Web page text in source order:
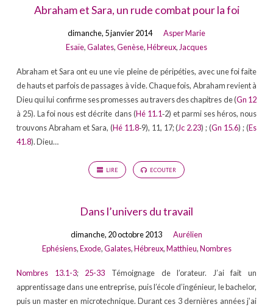
Abraham et Sara, un rude combat pour la foi
dimanche, 5 janvier 2014
Asper Marie
Esaïe,Galates,Genèse,Hébreux, Jacques
Abraham et Sara ont eu une vie pleine de péripéties, avec une foi faite
de hauts et parfois de passages à vide. Chaque fois, Abraham revient à
Dieu qui lui confirme ses promesses au travers des chapitres de (Gn 12
à 25). La foi nous est décrite dans (Hé 11.1‐2) et parmi ses héros, nous
trouvons Abraham et Sara, (Hé 11.8‐9), 11, 17; (Jc 2.23) ; (Gn 15.6) ; (Es
41.8). Dieu…
LIRE ECOUTER
Dans l’univers du travail
dimanche, 20 octobre 2013
Aurélien
Ephésiens,Exode,Galates,Hébreux,Matthieu,Nombres
Nombres 13.1-3; 25-33 Témoignage de l’orateur. J’ai fait un
apprentissage dans une entreprise, puis l’école d’ingénieur, le bachelor,
puis un master en microtechnique. Durant ces 3 dernières années j’ai